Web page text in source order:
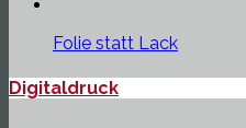
Folie statt Lack
Digitaldruck